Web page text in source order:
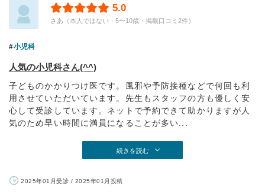
5.0
さあ（本人ではない・5〜10歳・掲載口コミ2件）
小児科
人気の小児科さん(^^)
子どものかかりつけ医です。風邪や予防接種などで何回も利
用させていただいています。先生もスタッフの方も優しく安
心して受診しています。ネットで予約できて助かりますが人
気のため早い時間に満員になることが多い...
続きを読む
2025年01月受診 / 2025年01月投稿